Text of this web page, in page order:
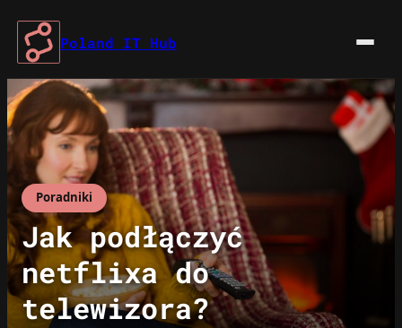
Przejdź
treści
Poland IT Hub
Poradniki
Jak podłączyć
netflixa do
telewizora?